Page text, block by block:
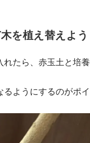
を植え替えよう
たら、赤玉土と培
ようにするのがポイ